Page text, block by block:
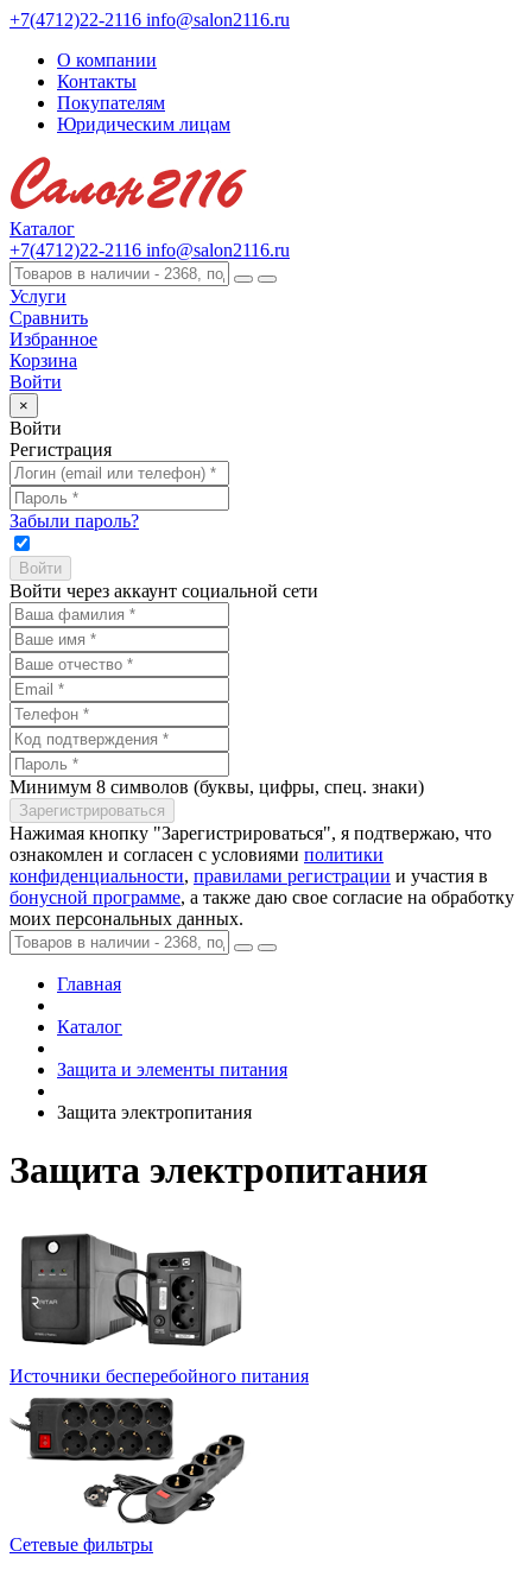
+7(4712)22-2116 info@salon2116.ru
О компании
Контакты
Покупателям
Юридическим лицам
Каталог
+7(4712)22-2116 info@salon2116.ru
Услуги
Сравнить
Избранное
Корзина
Войти
×
Войти
Регистрация
Забыли пароль?
Войти через аккаунт социальной сети
Минимум 8 символов (буквы, цифры, спец. знаки)
Нажимая кнопку "Зарегистрироваться", я подтвержаю, что
ознакомлен и согласен с условиями политики
конфиденциальности, правилами регистрации и участия в
бонусной программе, а также даю свое согласие на обработку
моих персональных данных.
Главная
Каталог
Защита и элементы питания
Защита электропитания
Защита электропитания
Источники бесперебойного питания
Сетевые фильтры